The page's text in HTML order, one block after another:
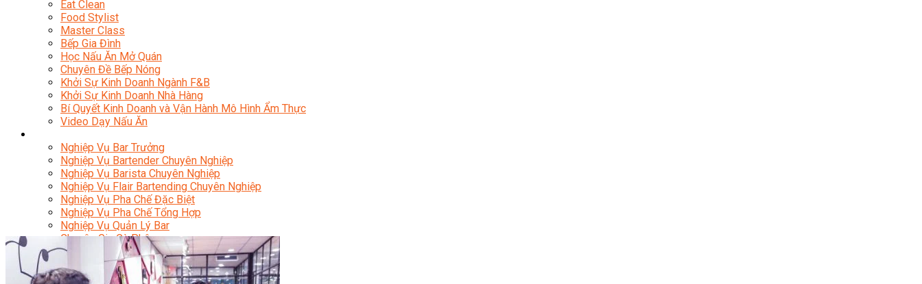
Eat Clean
Food Stylist
Master Class
Bếp Gia Đình
Học Nấu Ăn Mở Quán
Chuyên Đề Bếp Nóng
Khởi Sự Kinh Doanh Ngành F&B
Khởi Sự Kinh Doanh Nhà Hàng
Bí Quyết Kinh Doanh và Vận Hành Mô Hình Ẩm Thực
Video Dạy Nấu Ăn
Nghiệp Vụ Bar Trưởng
Nghiệp Vụ Bartender Chuyên Nghiệp
Nghiệp Vụ Barista Chuyên Nghiệp
Nghiệp Vụ Flair Bartending Chuyên Nghiệp
Nghiệp Vụ Pha Chế Đặc Biệt
Nghiệp Vụ Pha Chế Tổng Hợp
Nghiệp Vụ Quản Lý Bar
Chuyên Gia Cà Phê
Cà Phê Pha Máy
Khởi Sự Kinh Doanh Cafe – Chuỗi Cafe
Bí Quyết Khởi Nghiệp Mô Hình Đồ Uống